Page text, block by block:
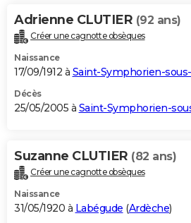
Adrienne CLUTIER (92 ans)
Créer une cagnotte obsèques
Naissance
17/09/1912 à Saint-Symphorien-
Décès
25/05/2005 à Saint-Symphorien-
Suzanne CLUTIER (82 ans)
Créer une cagnotte obsèques
Naissance
31/05/1920 à Labégude (Ardèche)